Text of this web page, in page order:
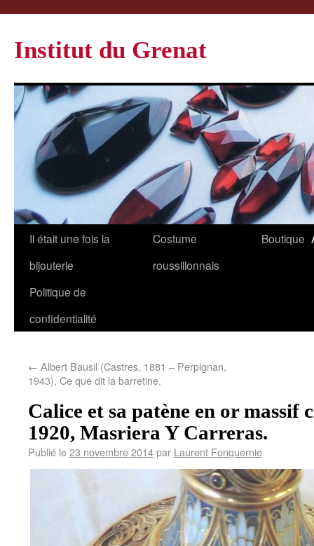
Institut du Grenat
Il était une fois la
bijouterie
Costume
roussillonnais
Boutique
Politique de
confidentialité
← Albert Bausil (Castres, 1881 – Perpignan,
1943), Ce que dit la barretine.
Calice et sa patène en or massif
1920, Masriera Y Carreras.
Publié le23 novembre 2014par Laurent Fonquernie